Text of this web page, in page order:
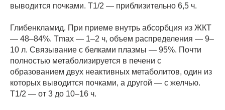
выводится почками. T1/2 — приблизительно 6,5 ч.
Глибенкламид. При приеме внутрь абсорбция из ЖКТ
— 48–84%. Tmax — 1–2 ч, объем распределения — 9–
10 л. Связывание с белками плазмы — 95%. Почти
полностью метаболизируется в печени с
образованием двух неактивных метаболитов, один из
которых выводится почками, а другой — с желчью.
T1/2 — от 3 до 10–16 ч.